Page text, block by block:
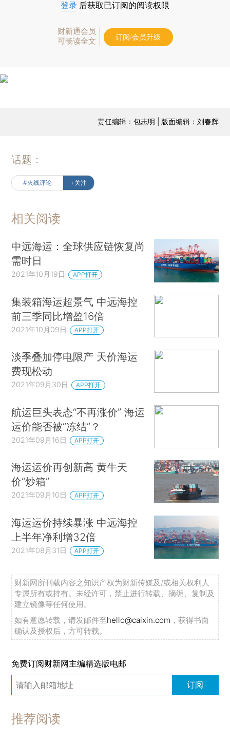
登录 后获取已订阅的阅读权限
财新通会员
可畅读全文
订阅/会员升级
责任编辑：包志明 | 版面编辑：刘春辉
话题：
#火线评论 +关注
相关阅读
中远海运：全球供应链恢复尚
需时日
2021年10月19日 APP打开
集装箱海运超景气 中远海控
前三季同比增盈16倍
2021年10月09日 APP打开
淡季叠加停电限产 天价海运
费现松动
2021年09月30日 APP打开
航运巨头表态“不再涨价” 海运
运价能否被“冻结”？
2021年09月16日 APP打开
海运运价再创新高 黄牛天
价“炒箱”
2021年09月10日 APP打开
海运运价持续暴涨 中远海控
上半年净利增32倍
2021年08月31日 APP打开
财新网所刊载内容之知识产权为财新传媒及/或相关权利人
专属所有或持有。未经许可，禁止进行转载、摘编、复制及
建立镜像等任何使用。
如有意愿转载，请发邮件至hello@caixin.com ，获得书面
确认及授权后，方可转载。
免费订阅财新网主编精选版电邮
订阅
推荐阅读